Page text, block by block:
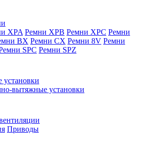
XPA Ремни XPB Ремни XPC Ремни
BX Ремни CX Ремни 8V Ремни
SPC Ремни SPZ
вытяжные установки
Приводы